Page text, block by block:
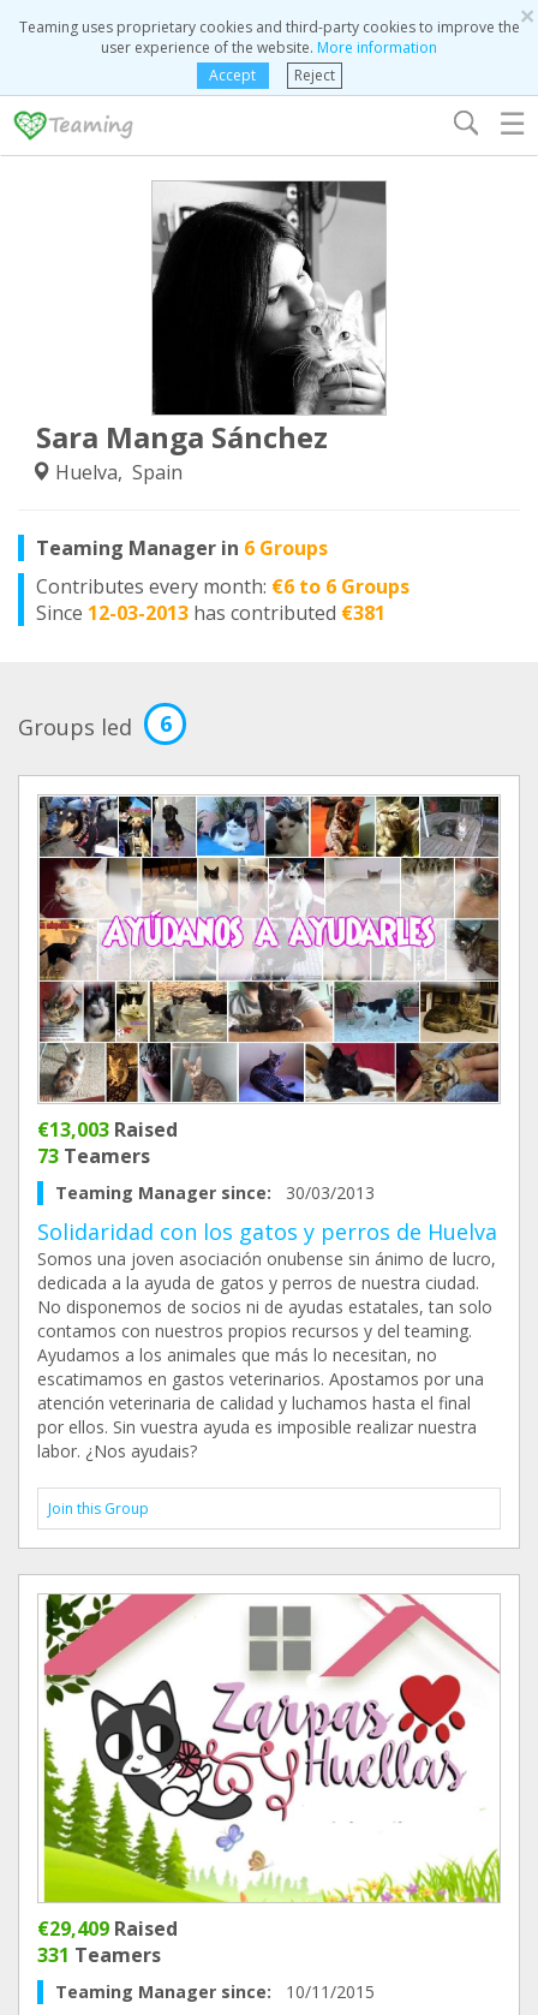
×
Teaming uses proprietary cookies and third-party cookies to improve the
user experience of the website. More information
Accept
Reject
☰
Sara Manga Sánchez
Huelva, Spain
Teaming Manager in 6 Groups
Contributes every month: €6 to 6 Groups
Since 12-03-2013 has contributed €381
Groups led 6
€13,003 Raised
73 Teamers
Teaming Manager since: 30/03/2013
Solidaridad con los gatos y perros de Huelva
Somos una joven asociación onubense sin ánimo de lucro,
dedicada a la ayuda de gatos y perros de nuestra ciudad.
No disponemos de socios ni de ayudas estatales, tan solo
contamos con nuestros propios recursos y del teaming.
Ayudamos a los animales que más lo necesitan, no
escatimamos en gastos veterinarios. Apostamos por una
atención veterinaria de calidad y luchamos hasta el final
por ellos. Sin vuestra ayuda es imposible realizar nuestra
labor. ¿Nos ayudais?
Join this Group
€29,409 Raised
331 Teamers
Teaming Manager since: 10/11/2015